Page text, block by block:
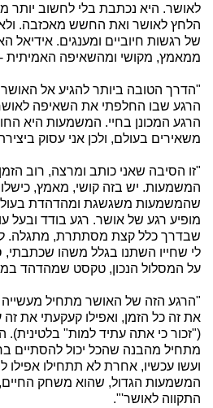
לאושר. היא נכתבת בלי לחשוב יותר
הלחץ לאושר ואת החשש מאכזבה.
של רגשות חיוביים ומענגים. אידיאל
ממאמץ, מקושי ומהשאיפה האמיתית
"הדרך הטובה ביותר להגיע אל
הרגע שבו החלפתי את השאיפה
הרגע המכונן בחיי. המשמעות היא
משאירים בעולם, ולכן אני עסוק
"זו הסיבה שאני כותב ומרצה, רוב
המשמעות. יש בזה קושי, מאמץ,
שהמשמעות משגשגת ומהדהדת בעולם
מופיע רגע של אושר. רגע בודד ובעל
שבדרך כלל קצת מסתתרת, מתגלה.
לי שחייו השתנו בגלל משהו שכתבתי,
על המסלול הנכון, טקסט שמהדהד
"הרגע הזה של האושר מתחיל מעשייה
("זכור כי אתה עתיד למות"
מתחיל מהבנה שהכל יכול להסתיים
ועשו עכשיו, אחרת לא תתחילו
המשמעות הגדול, שהוא משחק
התקווה לאושר'".